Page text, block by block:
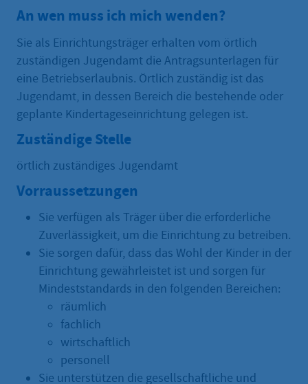
An wen muss ich mich wenden?
Sie als Einrichtungsträger erhalten vom örtlich
zuständigen Jugendamt die Antragsunterlagen für
eine Betriebserlaubnis. Örtlich zuständig ist das
Jugendamt, in dessen Bereich die bestehende oder
geplante Kindertageseinrichtung gelegen ist.
Zuständige Stelle
örtlich zuständiges Jugendamt
Vorraussetzungen
Sie verfügen als Träger über die erforderliche
Zuverlässigkeit, um die Einrichtung zu betreiben.
Sie sorgen dafür, dass das Wohl der Kinder in der
Einrichtung gewährleistet ist und sorgen für
Mindeststandards in den folgenden Bereichen:
räumlich
fachlich
wirtschaftlich
personell
Sie unterstützen die gesellschaftliche und